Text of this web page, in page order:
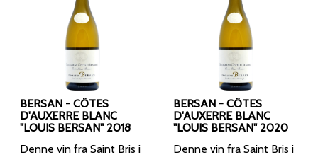
BERSAN - CÔTES
D'AUXERRE BLANC
"LOUIS BERSAN" 2018
Denne vin fra Saint Bris i
BERSAN - CÔTES
D'AUXERRE BLANC
"LOUIS BERSAN" 2020
Denne vin fra Saint Bris i